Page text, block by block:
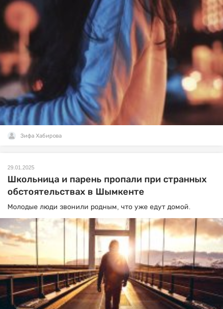
Зифа Хабирова
29.01.2025
Школьница и парень пропали при странных
обстоятельствах в Шымкенте
Молодые люди звонили родным, что уже едут домой.